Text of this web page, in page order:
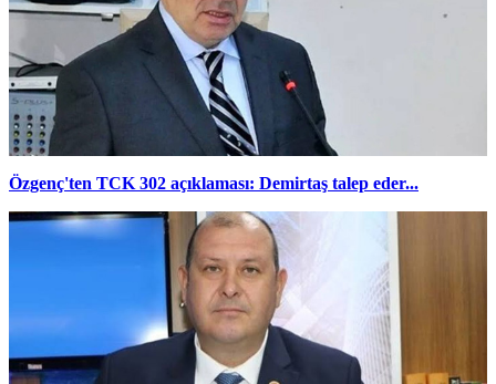
Özgenç'ten TCK 302 açıklaması: Demirtaş talep eder...